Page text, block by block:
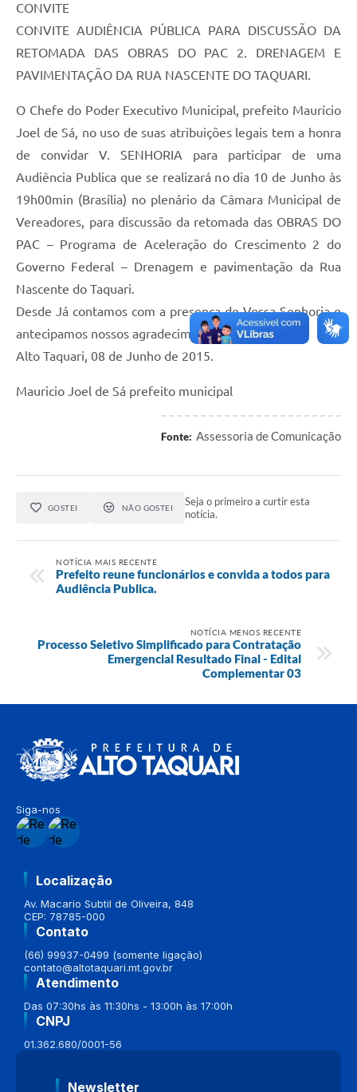
CONVITE
CONVITE AUDIÊNCIA PÚBLICA PARA DISCUSSÃO DA
RETOMADA DAS OBRAS DO PAC 2. DRENAGEM E
PAVIMENTAÇÃO DA RUA NASCENTE DO TAQUARI.
O Chefe do Poder Executivo Municipal, prefeito Maurício
Joel de Sá, no uso de suas atribuições legais tem a honra
de convidar V. SENHORIA para participar de uma
Audiência Publica que se realizará no dia 10 de Junho às
19h00min (Brasília) no plenário da Câmara Municipal de
Vereadores, para discussão da retomada das OBRAS DO
PAC – Programa de Aceleração do Crescimento 2 do
Governo Federal – Drenagem e pavimentação da Rua
Nascente do Taquari.
Desde Já contamos com a presença de Vossa Senhoria e
antecipamos nossos agradecimentos.
Alto Taquari, 08 de Junho de 2015.
Mauricio Joel de Sá prefeito municipal
Fonte: Assessoria de Comunicação
GOSTEI NÃO GOSTEI
Seja o primeiro a curtir esta
notícia.
NOTÍCIA MAIS RECENTE
Prefeito reune funcionários e convida a todos para
Audiência Publica.
NOTÍCIA MENOS RECENTE
Processo Seletivo Simplificado para Contratação
Emergencial Resultado Final - Edital
Complementar 03
Siga-nos
Localização
Av. Macario Subtil de Oliveira, 848
CEP: 78785-000
Contato
(66) 99937-0499 (somente ligação)
contato@altotaquari.mt.gov.br
Atendimento
Das 07:30hs às 11:30hs - 13:00h às 17:00h
CNPJ
01.362.680/0001-56
Newsletter